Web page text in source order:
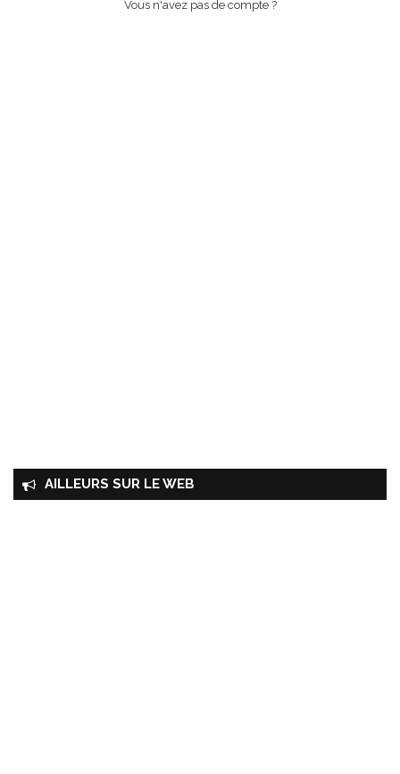
Vous n'avez pas de compte ?
AILLEURS SUR LE WEB